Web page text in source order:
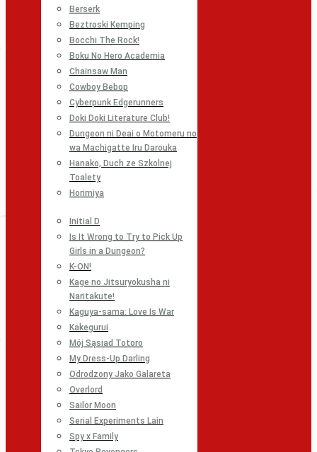
Berserk
Beztroski Kemping
Bocchi The Rock!
Boku No Hero Academia
Chainsaw Man
Cowboy Bebop
Cyberpunk Edgerunners
Doki Doki Literature Club!
Dungeon ni Deai o Motomeru no
wa Machigatte Iru Darouka
Hanako, Duch ze Szkolnej
Toalety
Horimiya
Initial D
Is It Wrong to Try to Pick Up
Girls in a Dungeon?
K-ON!
Kage no Jitsuryokusha ni
Naritakute!
Kaguya-sama: Love Is War
Kakegurui
Mój Sąsiad Totoro
My Dress-Up Darling
Odrodzony Jako Galareta
Overlord
Sailor Moon
Serial Experiments Lain
Spy x Family